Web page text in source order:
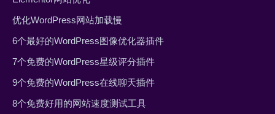
优化WordPress网站加载慢
6个最好的WordPress图像优化器插件
7个免费的WordPress星级评分插件
9个免费的WordPress在线聊天插件
8个免费好用的网站速度测试工具